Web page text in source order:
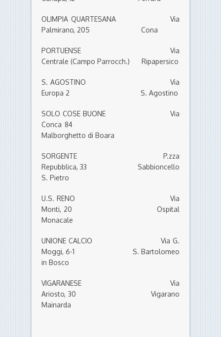
OLIMPIA QUARTESANA Via
Palmirano, 205 Cona
PORTUENSE Via
Centrale (Campo Parrocch.) Ripapersico
S. AGOSTINO Via
Europa 2 S. Agostino
SOLO COSE BUONE Via
Conca 84
Malborghetto di Boara
SORGENTE P.zza
Repubblica, 33 Sabbioncello
S. Pietro
U.S. RENO Via
Monti, 20 Ospital
Monacale
UNIONE CALCIO Via G.
Moggi, 6-1 S. Bartolomeo
in Bosco
VIGARANESE Via
Ariosto, 30 Vigarano
Mainarda